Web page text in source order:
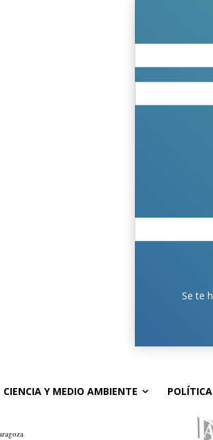
Se te
CIENCIA Y MEDIO AMBIENTE POLÍTICA